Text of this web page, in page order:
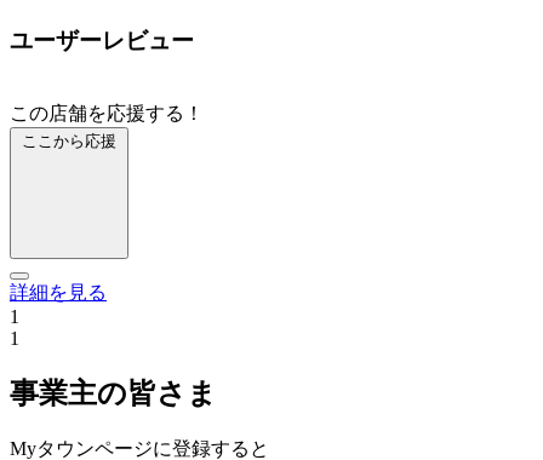
ユーザーレビュー
この店舗を応援する！
ここから応援
詳細を見る
1
1
事業主の皆さま
Myタウンページに登録すると